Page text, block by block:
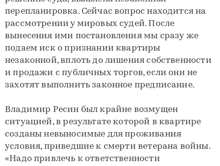
перепланировка. Сейчас вопрос находится на
рассмотрении у мировых судей. После
вынесения ими постановления мы сразу же
подаем иск о признании квартиры
незаконной, вплоть до лишения собственности
и продажи с публичных торгов, если они не
захотят выполнить законное предписание.
Владимир Ресин был крайне возмущен
ситуацией, в результате которой в квартире
созданы невыносимые для проживания
условия, приведшие к смерти ветерана войны.
«Надо привлечь к ответственности